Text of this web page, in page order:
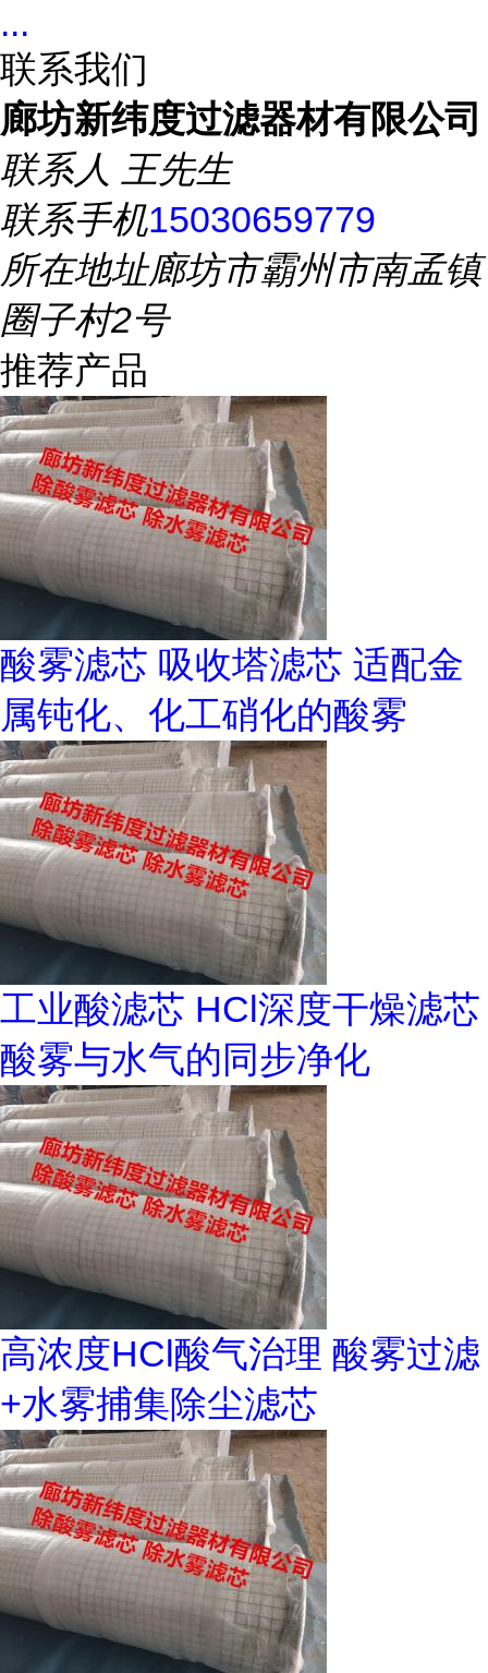
...
联系我们
廊坊新纬度过滤器材有限公司
联系人 王先生
联系手机15030659779
所在地址廊坊市霸州市南孟镇
圈子村2号
推荐产品
酸雾滤芯 吸收塔滤芯 适配金
属钝化、化工硝化的酸雾
工业酸滤芯 HCl深度干燥滤芯
酸雾与水气的同步净化
高浓度HCl酸气治理 酸雾过滤
+水雾捕集除尘滤芯